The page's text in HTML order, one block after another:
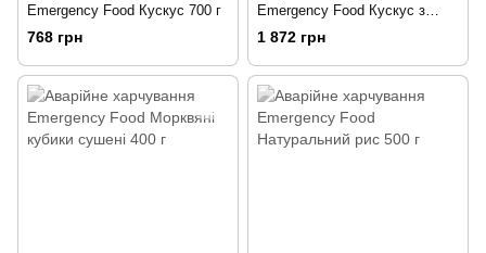
Emergency Food Кускус 700 г
768 грн
Emergency Food Кускус з
овочами 5 порцій
1 872 грн